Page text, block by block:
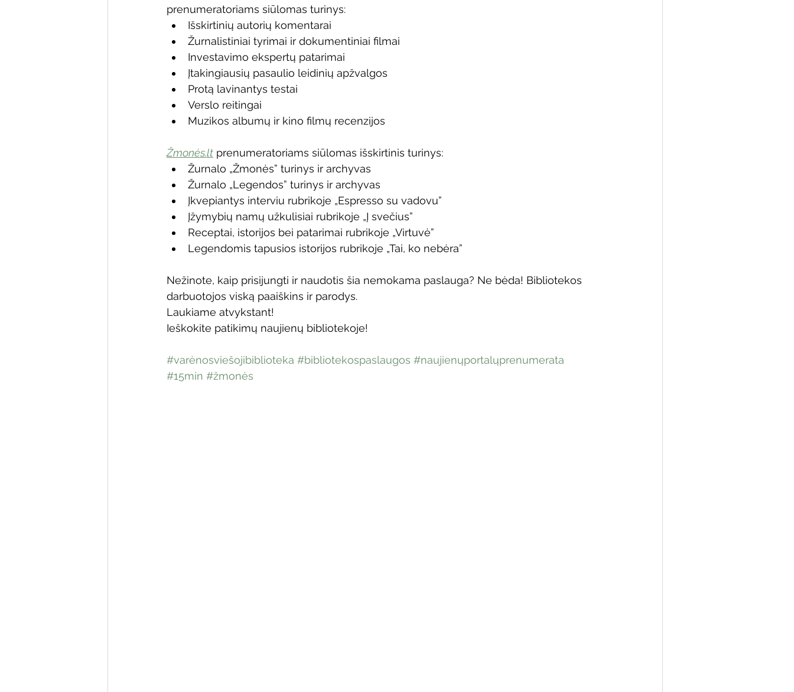
Mobilūs pašnekesiai
prenumeratoriams siūlomas turinys:
Išskirtinių autorių komentarai
Žurnalistiniai tyrimai ir dokumentiniai filmai
Investavimo ekspertų patarimai
Įtakingiausių pasaulio leidinių apžvalgos
Protą lavinantys testai
Verslo reitingai
Muzikos albumų ir kino filmų recenzijos
Žmonės.lt prenumeratoriams siūlomas išskirtinis turinys:
Žurnalo „Žmonės” turinys ir archyvas
Žurnalo „Legendos” turinys ir archyvas
Įkvepiantys interviu rubrikoje „Espresso su vadovu”
Įžymybių namų užkulisiai rubrikoje „Į svečius”
Receptai, istorijos bei patarimai rubrikoje „Virtuvė”
Legendomis tapusios istorijos rubrikoje „Tai, ko nebėra”
Nežinote, kaip prisijungti ir naudotis šia nemokama paslauga? Ne bėda! Bibliotekos
darbuotojos viską paaiškins ir parodys.
Laukiame atvykstant!
Ieškokite patikimų naujienų bibliotekoje!
#varėnosviešojibiblioteka #bibliotekospaslaugos #naujienųportalųprenumerata
#15min #žmonės